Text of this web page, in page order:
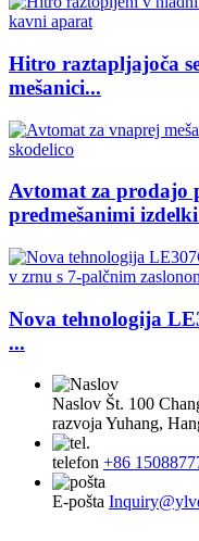
Hitro raztapljajoča
mešanici...
Avtomat za prodajo
predmešanimi
Nova tehnologija
...
Naslov Št. 100
razvoja Yuhang,
telefon +86
E-pošta